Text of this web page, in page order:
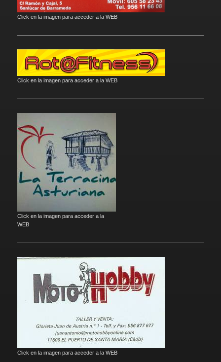
Click en la imagen para acceder a la WEB
Click en la imagen para acceder a la WEB
Click en la imagen para acceder a la
WEB
Click en la imagen para acceder a la WEB